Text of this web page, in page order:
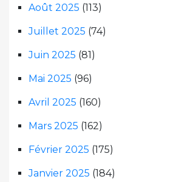
Août 2025 (113)
Juillet 2025 (74)
Juin 2025 (81)
Mai 2025 (96)
Avril 2025 (160)
Mars 2025 (162)
Février 2025 (175)
Janvier 2025 (184)